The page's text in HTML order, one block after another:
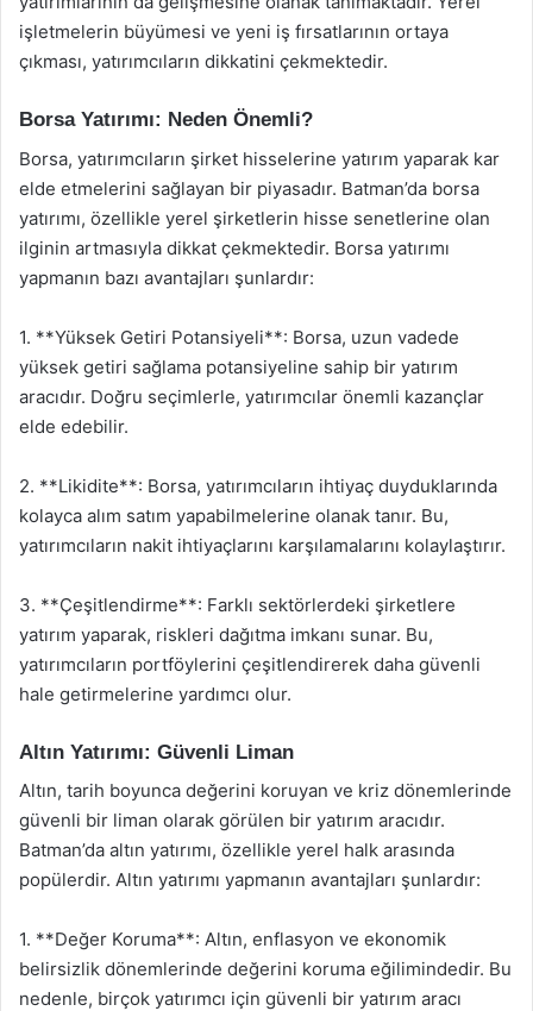
işletmelerin büyümesi ve yeni iş fırsatlarının ortaya
çıkması, yatırımcıların dikkatini çekmektedir.
Borsa Yatırımı: Neden Önemli?
Borsa, yatırımcıların şirket hisselerine yatırım yaparak kar
elde etmelerini sağlayan bir piyasadır. Batman’da borsa
yatırımı, özellikle yerel şirketlerin hisse senetlerine olan
ilginin artmasıyla dikkat çekmektedir. Borsa yatırımı
yapmanın bazı avantajları şunlardır:
1. **Yüksek Getiri Potansiyeli**: Borsa, uzun vadede
yüksek getiri sağlama potansiyeline sahip bir yatırım
aracıdır. Doğru seçimlerle, yatırımcılar önemli kazançlar
elde edebilir.
2. **Likidite**: Borsa, yatırımcıların ihtiyaç duyduklarında
kolayca alım satım yapabilmelerine olanak tanır. Bu,
yatırımcıların nakit ihtiyaçlarını karşılamalarını kolaylaştırır.
3. **Çeşitlendirme**: Farklı sektörlerdeki şirketlere
yatırım yaparak, riskleri dağıtma imkanı sunar. Bu,
yatırımcıların portföylerini çeşitlendirerek daha güvenli
hale getirmelerine yardımcı olur.
Altın Yatırımı: Güvenli Liman
Altın, tarih boyunca değerini koruyan ve kriz dönemlerinde
güvenli bir liman olarak görülen bir yatırım aracıdır.
Batman’da altın yatırımı, özellikle yerel halk arasında
popülerdir. Altın yatırımı yapmanın avantajları şunlardır:
1. **Değer Koruma**: Altın, enflasyon ve ekonomik
belirsizlik dönemlerinde değerini koruma eğilimindedir. Bu
nedenle, birçok yatırımcı için güvenli bir yatırım aracı